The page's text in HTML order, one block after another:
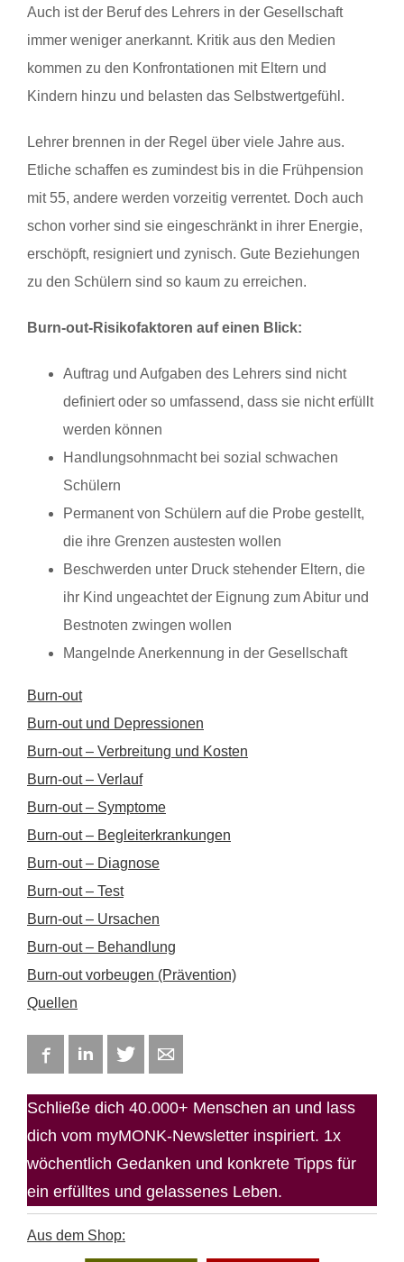
Auch ist der Beruf des Lehrers in der Gesellschaft
immer weniger anerkannt. Kritik aus den Medien
kommen zu den Konfrontationen mit Eltern und
Kindern hinzu und belasten das Selbstwertgefühl.
Lehrer brennen in der Regel über viele Jahre aus.
Etliche schaffen es zumindest bis in die Frühpension
mit 55, andere werden vorzeitig verrentet. Doch auch
schon vorher sind sie eingeschränkt in ihrer Energie,
erschöpft, resigniert und zynisch. Gute Beziehungen
zu den Schülern sind so kaum zu erreichen.
Burn-out-Risikofaktoren auf einen Blick:
Auftrag und Aufgaben des Lehrers sind nicht
definiert oder so umfassend, dass sie nicht erfüllt
werden können
Handlungsohnmacht bei sozial schwachen
Schülern
Permanent von Schülern auf die Probe gestellt,
die ihre Grenzen austesten wollen
Beschwerden unter Druck stehender Eltern, die
ihr Kind ungeachtet der Eignung zum Abitur und
Bestnoten zwingen wollen
Mangelnde Anerkennung in der Gesellschaft
Burn-out
Burn-out und Depressionen
Burn-out – Verbreitung und Kosten
Burn-out – Verlauf
Burn-out – Symptome
Burn-out – Begleiterkrankungen
Burn-out – Diagnose
Burn-out – Test
Burn-out – Ursachen
Burn-out – Behandlung
Burn-out vorbeugen (Prävention)
Quellen
FacebookLinkedIn Twitter
Schließe dich 40.000+ Menschen an und lass
dich vom myMONK-Newsletter inspiriert. 1x
wöchentlich Gedanken und konkrete Tipps für
ein erfülltes und gelassenes Leben.
Aus dem Shop: